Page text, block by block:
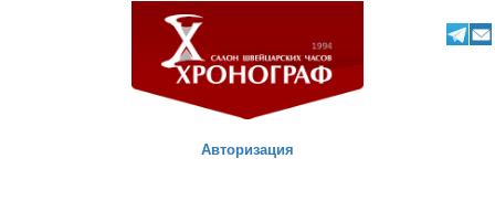
Авторизация